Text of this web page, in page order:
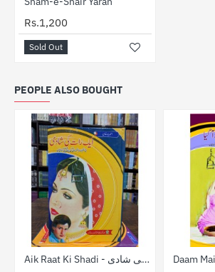
SOLD OUT
Rs.1,200
Sold Out
PEOPLE ALSO BOUGHT
-29%Aik Raat Ki Shadi - ایک رات کی شادی